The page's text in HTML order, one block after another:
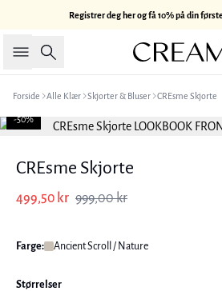
Registrer deg her og få 10% på din
Søk
Forside Alle Klær Skjorter & Bluser CREsme Skjorte
-50%
CREsme Skjorte
499,50 kr 999,00 kr
Farge: Ancient Scroll / Nature
Størrelser